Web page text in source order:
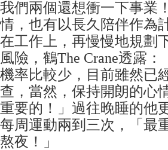
我們兩個還想衝一下事業
情，也有以長久陪伴作為
在工作上，再慢慢地規劃
風險，鶴The Crane透露
機率比較少，目前雖然已
查，當然，保持開朗的心
重要的！」過往晚睡的他
每周運動兩到三次，「最
熬夜！」